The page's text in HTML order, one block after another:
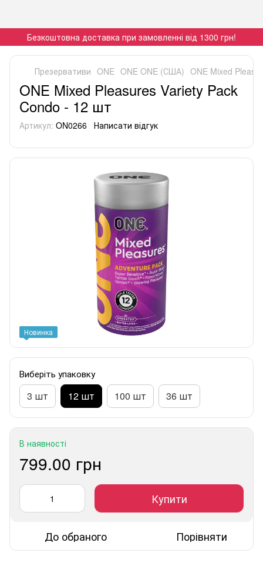
Безкоштовна доставка при замовленні від 1300 грн!
Презервативи ONE ONE ONE (США) ONE Mixed
ONE Mixed Pleasures Variety Pack
Condo - 12 шт
Артикул: ON0266 Написати відгук
Новинка
Виберіть упаковку
3 шт 12 шт 100 шт 36 шт
В наявності
799.00 грн
Купити
До обраного Порівняти